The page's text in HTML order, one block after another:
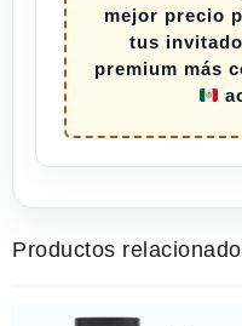
mejor precio
tus
premium más
Productos